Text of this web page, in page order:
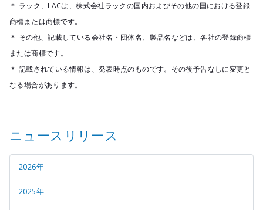
＊ ラック、LACは、株式会社ラックの国内およびその他の国における登録
商標または商標です。
＊ その他、記載している会社名・団体名、製品名などは、各社の登録商標
または商標です。
＊ 記載されている情報は、発表時点のものです。その後予告なしに変更と
なる場合があります。
ニュースリリース
2026年
2025年